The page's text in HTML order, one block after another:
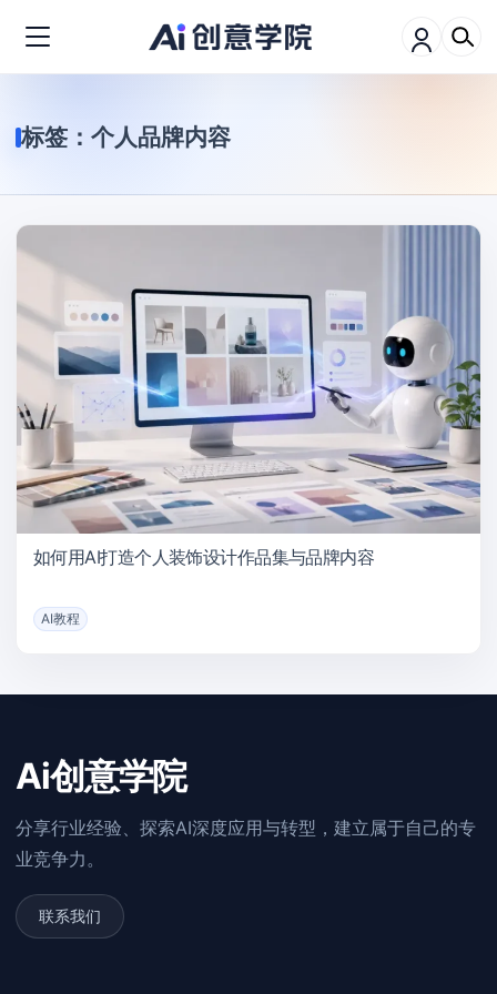
标签： 个人品牌内容
如何用AI打造个人装饰设计作品集与品牌内容
AI教程
Ai创意学院
分享行业经验、探索AI深度应用与转型，建立属于自己的专
业竞争力。
联系我们